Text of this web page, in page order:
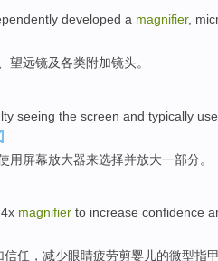
developed a magnifier,
望远镜及各类附加镜头。
seeing the screen and typically use
用屏幕放大器来选择并放大一部分。
4x magnifier to increase confidence
信任 ， 减少眼睛疲劳剪婴儿的微型指甲